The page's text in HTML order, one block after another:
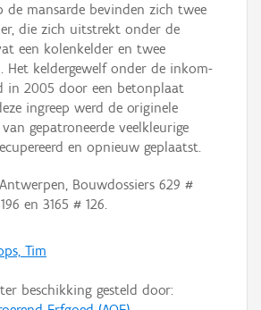
de mansarde bevinden zich twee
die zich uitstrekt onder de
een kolenkelder en twee
Het keldergewelf onder de inkom-
in 2005 door een betonplaat
ingreep werd de originele
gepatroneerde veelkleurige
en opnieuw geplaatst.
Bouwdossiers 629 #
en 3165 # 126.
Tim
beschikking gesteld door: